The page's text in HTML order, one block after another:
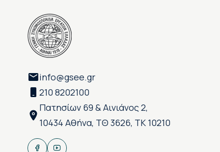
info@gsee.gr
210 8202100
Πατησίων 69 & Αινιάνος 2,
10434 Αθήνα, ΤΘ 3626, ΤΚ 10210